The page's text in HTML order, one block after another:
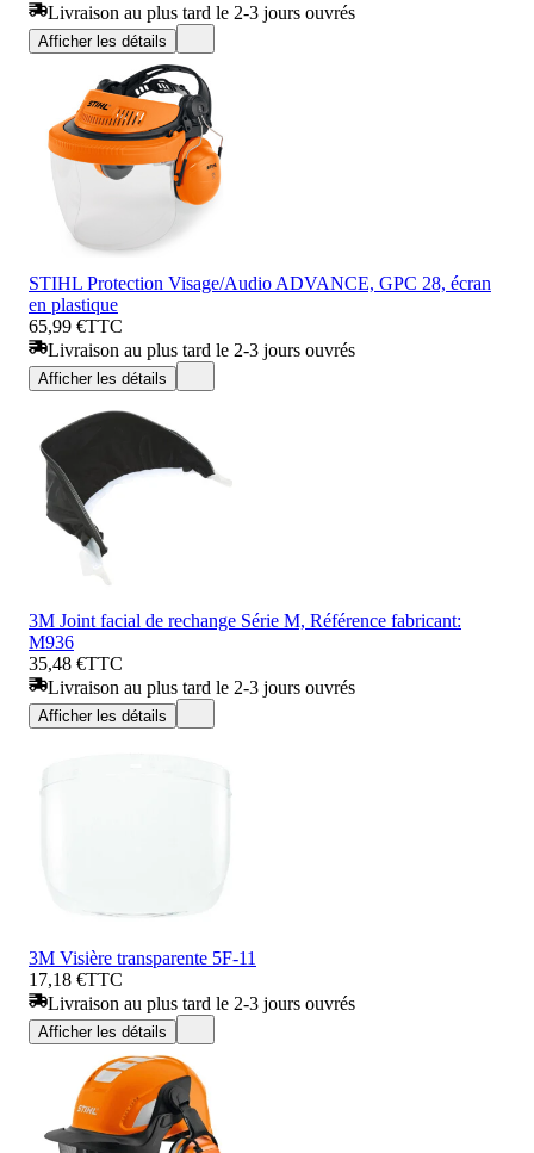
Livraison au plus tard le 2-3 jours ouvrés
Afficher les détails
STIHL Protection Visage/Audio ADVANCE, GPC 28, écran
en plastique
65,99 €TTC
Livraison au plus tard le 2-3 jours ouvrés
Afficher les détails
3M Joint facial de rechange Série M, Référence fabricant:
M936
35,48 €TTC
Livraison au plus tard le 2-3 jours ouvrés
Afficher les détails
3M Visière transparente 5F-11
17,18 €TTC
Livraison au plus tard le 2-3 jours ouvrés
Afficher les détails